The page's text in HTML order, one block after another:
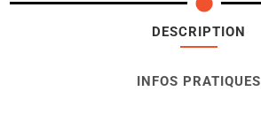
DESCRIPTION
INFOS PRATIQUES